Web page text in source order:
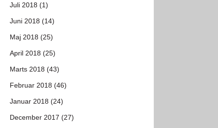
Juli 2018 (1)
Juni 2018 (14)
Maj 2018 (25)
April 2018 (25)
Marts 2018 (43)
Februar 2018 (46)
Januar 2018 (24)
December 2017 (27)